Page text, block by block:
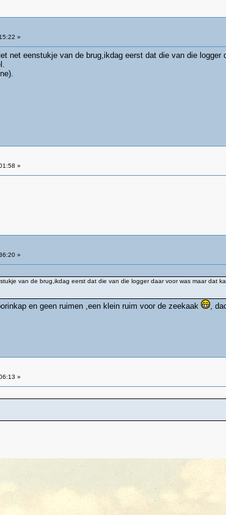
»
net eenstukje van de brug,ikdag eerst dat die van die
»
»
van de brug,ikdag eerst dat die van die logger daar voor was maar dat
en geen ruimen ,een klein ruim voor de zeekaak
,
»